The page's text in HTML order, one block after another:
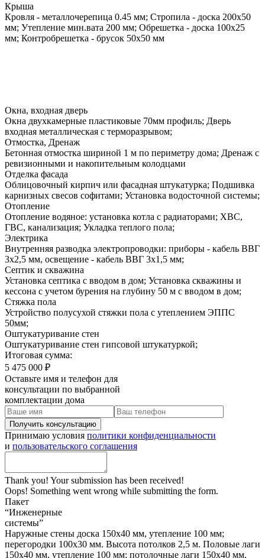
Крыша
Кровля - металлочерепица 0.45 мм; Стропила - доска 200х50
мм; Утепление мин.вата 200 мм; Обрешетка - доска 100х25
мм; Контробрешетка - брусок 50х50 мм
Окна, входная дверь
Окна двухкамерные пластиковые 70мм профиль; Дверь
входная металлическая с терморазрывом;
Отмостка, Дренаж
Бетонная отмостка шириной 1 м по периметру дома; Дренаж с
ревизионными и накопительным колодцами
Отделка фасада
Облицовочный кирпич или фасадная штукатурка; Подшивка
карнизных свесов софитами; Установка водосточной системы;
Отопление
Отопление водяное: установка котла с радиаторами; ХВС,
ГВС, канализация; Укладка теплого пола;
Электрика
Внутренняя разводка электропроводки: приборы - кабель ВВГ
3х2,5 мм, освещение - кабель ВВГ 3х1,5 мм;
Септик и скважина
Установка септика с вводом в дом; Установка скважины и
кессона с учетом бурения на глубину 50 м с вводом в дом;
Стяжка пола
Устройство полусухой стяжки пола с утеплением ЭППС
50мм;
Оштукатуривание стен
Оштукатуривание стен гипсовой штукатуркой;
Итоговая сумма:
5 475 000 ₽
Оставьте имя и телефон для
консультации по выбранной
комплектации дома
Принимаю условия политики конфиденциальности
и пользовательского соглашения
Thank you! Your submission has been received!
Oops! Something went wrong while submitting the form.
Пакет
“Инженерные
системы”
Наружные стены доска 150х40 мм, утепление 100 мм;
перегородки 100х30 мм. Высота потолков 2,5 м. Половые лаги
150х40 мм, утепление 100 мм; потолочные лаги 150х40 мм,